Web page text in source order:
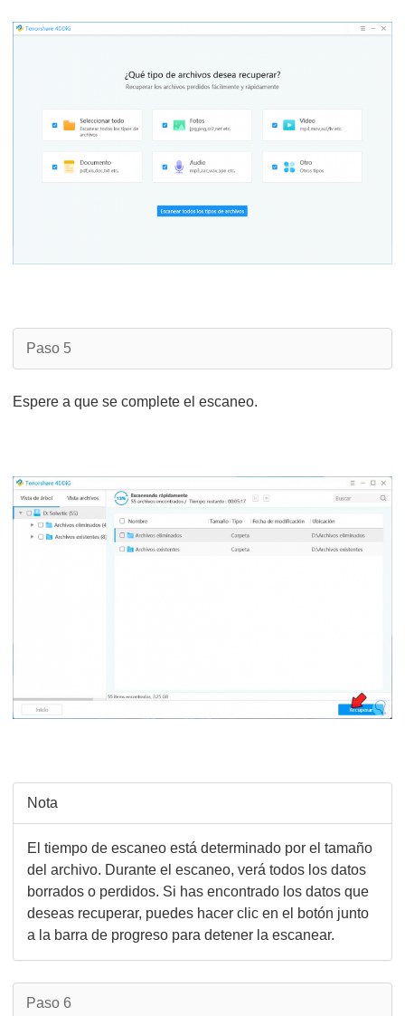
Paso 5
Espere a que se complete el escaneo.
Nota
El tiempo de escaneo está determinado por el tamaño
del archivo. Durante el escaneo, verá todos los datos
borrados o perdidos. Si has encontrado los datos que
deseas recuperar, puedes hacer clic en el botón junto
a la barra de progreso para detener la escanear.
Paso 6